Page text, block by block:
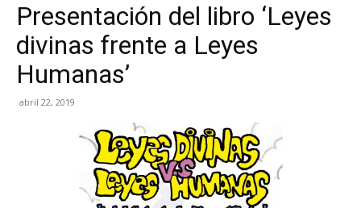
Presentación del libro ‘Leyes
divinas frente a Leyes
Humanas’
abril 22, 2019